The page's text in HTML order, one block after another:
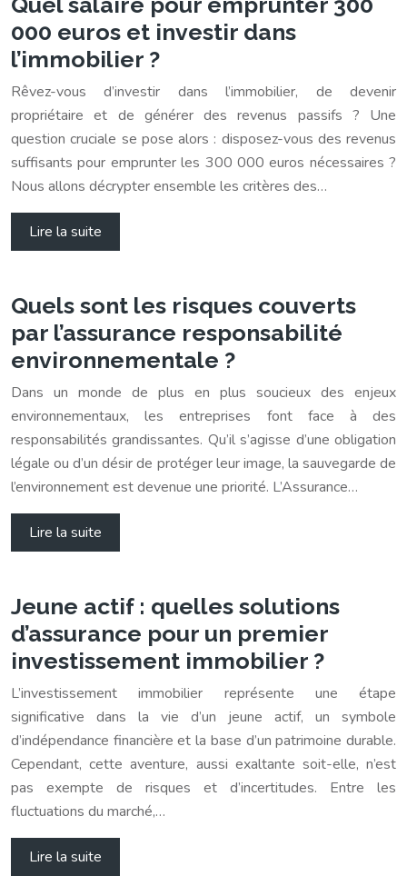
000 euros et investir dans
l’immobilier ?
Rêvez-vous d’investir dans l’immobilier, de devenir
propriétaire et de générer des revenus passifs ? Une
question cruciale se pose alors : disposez-vous des revenus
suffisants pour emprunter les 300 000 euros nécessaires ?
Nous allons décrypter ensemble les critères des…
Lire la suite
Quels sont les risques couverts
par l’assurance responsabilité
environnementale ?
Dans un monde de plus en plus soucieux des enjeux
environnementaux, les entreprises font face à des
responsabilités grandissantes. Qu’il s’agisse d’une obligation
légale ou d’un désir de protéger leur image, la sauvegarde de
l’environnement est devenue une priorité. L’Assurance…
Lire la suite
Jeune actif : quelles solutions
d’assurance pour un premier
investissement immobilier ?
L’investissement immobilier représente une étape
significative dans la vie d’un jeune actif, un symbole
d’indépendance financière et la base d’un patrimoine durable.
Cependant, cette aventure, aussi exaltante soit-elle, n’est
pas exempte de risques et d’incertitudes. Entre les
fluctuations du marché,…
Lire la suite